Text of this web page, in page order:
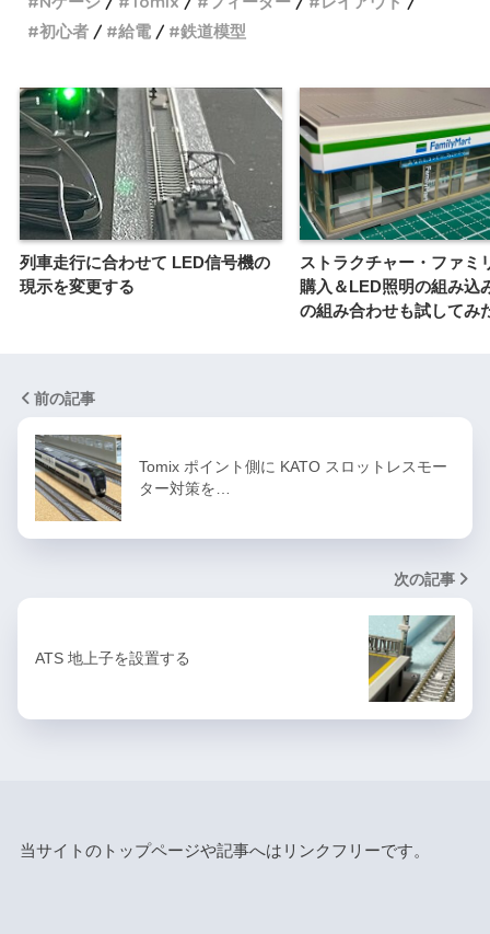
初心者
給電 鉄道模型
列車走行に合わせて LED信号機の
現示を変更する
ストラクチャー・ファミ
購入＆LED照明の組み込
の組み合わせも試してみ
前の記事
Tomix ポイント側に KATO スロットレスモー
ター対策を…
次の記事
ATS 地上子を設置する
当サイトのトップページや記事へはリンクフリーです。